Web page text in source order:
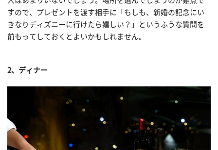
すので、プレゼントを渡す相手に「もしも、新婚の記念にい
きなりディズニーに行けたら嬉しい？」というふうな質問を
前もってしておくとよいかもしれません。
2、ディナー